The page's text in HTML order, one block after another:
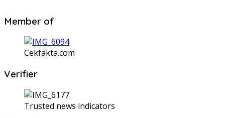
Member of
Cekfakta.com
Verifier
Trusted news indicators